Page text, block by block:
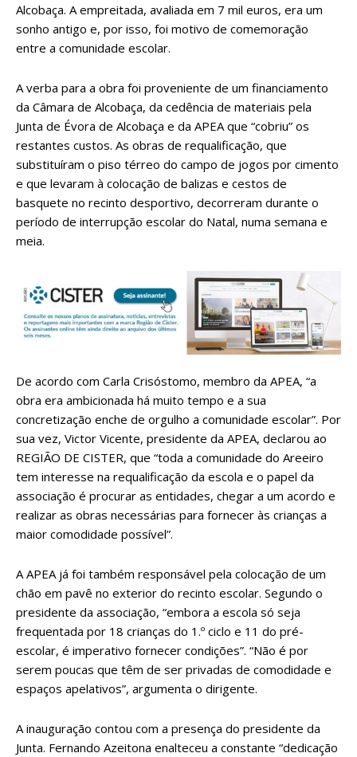
Alcobaça. A empreitada, avaliada em 7 mil euros, era um
sonho antigo e, por isso, foi motivo de comemoração
entre a comunidade escolar.
A verba para a obra foi proveniente de um financiamento
da Câmara de Alcobaça, da cedência de materiais pela
Junta de Évora de Alcobaça e da APEA que “cobriu” os
restantes custos. As obras de requalificação, que
substituíram o piso térreo do campo de jogos por cimento
e que levaram à colocação de balizas e cestos de
basquete no recinto desportivo, decorreram durante o
período de interrupção escolar do Natal, numa semana e
meia.
De acordo com Carla Crisóstomo, membro da APEA, “a
obra era ambicionada há muito tempo e a sua
concretização enche de orgulho a comunidade escolar”. Por
sua vez, Victor Vicente, presidente da APEA, declarou ao
REGIÃO DE CISTER, que “toda a comunidade do Areeiro
tem interesse na requalificação da escola e o papel da
associação é procurar as entidades, chegar a um acordo e
realizar as obras necessárias para fornecer às crianças a
maior comodidade possível”.
A APEA já foi também responsável pela colocação de um
chão em pavê no exterior do recinto escolar. Segundo o
presidente da associação, “embora a escola só seja
frequentada por 18 crianças do 1.º ciclo e 11 do pré-
escolar, é imperativo fornecer condições”. “Não é por
serem poucas que têm de ser privadas de comodidade e
espaços apelativos”, argumenta o dirigente.
A inauguração contou com a presença do presidente da
Junta. Fernando Azeitona enalteceu a constante “dedicação